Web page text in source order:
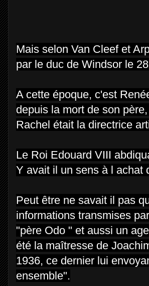
Mais selon Van Cleef et
par le duc de Windsor le
A cette époque, c'est
depuis la mort de son
Rachel était la directrice
Le Roi Edouard VIII
Y avait il un sens à l achat
Peut être ne savait il pas
informations transmises
"père Odo " et aussi un
été la maîtresse de
1936, ce dernier lui
ensemble".